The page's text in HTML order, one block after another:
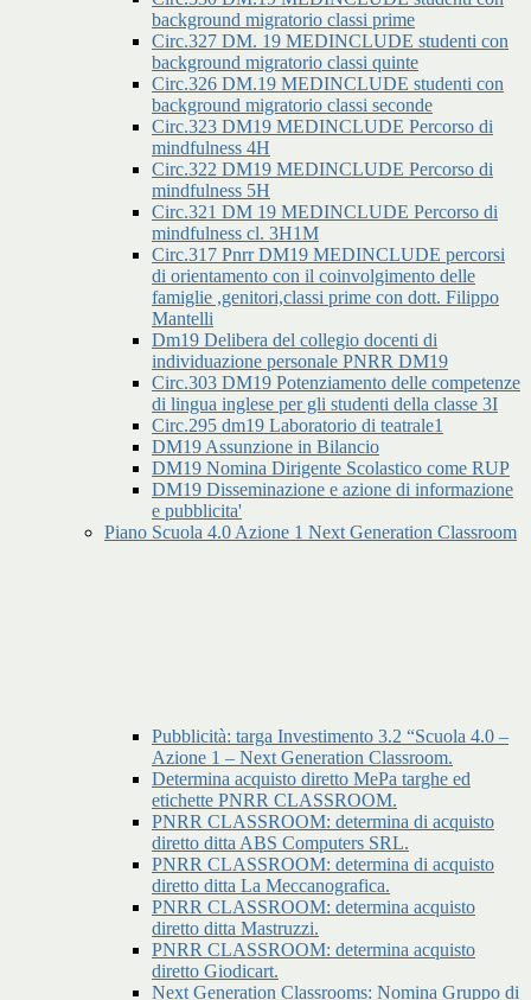
background migratorio classi prime
Circ.327 DM. 19 MEDINCLUDE studenti con
background migratorio classi quinte
Circ.326 DM.19 MEDINCLUDE studenti con
background migratorio classi seconde
Circ.323 DM19 MEDINCLUDE Percorso di
mindfulness 4H
Circ.322 DM19 MEDINCLUDE Percorso di
mindfulness 5H
Circ.321 DM 19 MEDINCLUDE Percorso di
mindfulness cl. 3H1M
Circ.317 Pnrr DM19 MEDINCLUDE percorsi
di orientamento con il coinvolgimento delle
famiglie ,genitori,classi prime con dott. Filippo
Mantelli
Dm19 Delibera del collegio docenti di
individuazione personale PNRR DM19
Circ.303 DM19 Potenziamento delle competenze
di lingua inglese per gli studenti della classe 3I
Circ.295 dm19 Laboratorio di teatrale1
DM19 Assunzione in Bilancio
DM19 Nomina Dirigente Scolastico come RUP
DM19 Disseminazione e azione di informazione
e pubblicita'
Piano Scuola 4.0 Azione 1 Next Generation Classroom
Pubblicità: targa Investimento 3.2 “Scuola 4.0 –
Azione 1 – Next Generation Classroom.
Determina acquisto diretto MePa targhe ed
etichette PNRR CLASSROOM.
PNRR CLASSROOM: determina di acquisto
diretto ditta ABS Computers SRL.
PNRR CLASSROOM: determina di acquisto
diretto ditta La Meccanografica.
PNRR CLASSROOM: determina acquisto
diretto ditta Mastruzzi.
PNRR CLASSROOM: determina acquisto
diretto Giodicart.
Next Generation Classrooms: Nomina Gruppo di